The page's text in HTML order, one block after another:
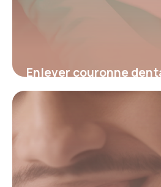
Enlever couronne
et conseils